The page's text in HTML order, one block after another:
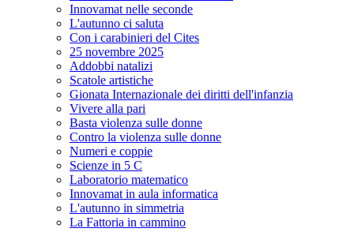
Innovamat nelle seconde
L'autunno ci saluta
Con i carabinieri del Cites
25 novembre 2025
Addobbi natalizi
Scatole artistiche
Gionata Internazionale dei diritti dell'infanzia
Vivere alla pari
Basta violenza sulle donne
Contro la violenza sulle donne
Numeri e coppie
Scienze in 5 C
Laboratorio matematico
Innovamat in aula informatica
L'autunno in simmetria
La Fattoria in cammino